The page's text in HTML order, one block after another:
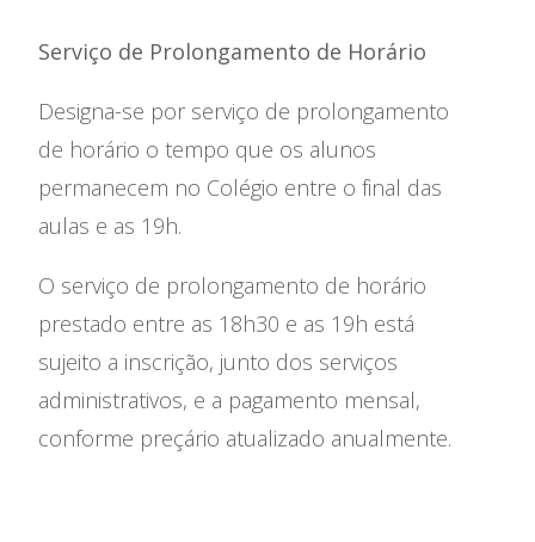
Serviço de Prolongamento de Horário
Designa-se por serviço de prolongamento
de horário o tempo que os alunos
permanecem no Colégio entre o final das
aulas e as 19h.
O serviço de prolongamento de horário
prestado entre as 18h30 e as 19h está
sujeito a inscrição, junto dos serviços
administrativos, e a pagamento mensal,
conforme preçário atualizado anualmente.